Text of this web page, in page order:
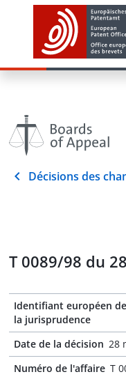
Décisions des
T 0089/98 du
Identifiant européen de
la jurisprudence
Date de la décision 28
Numéro de l'affaire T